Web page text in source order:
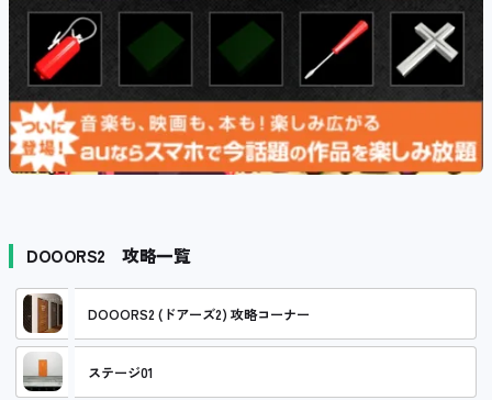
DOOORS2 攻略一覧
DOOORS2 (ドアーズ2) 攻略コーナー
ステージ01